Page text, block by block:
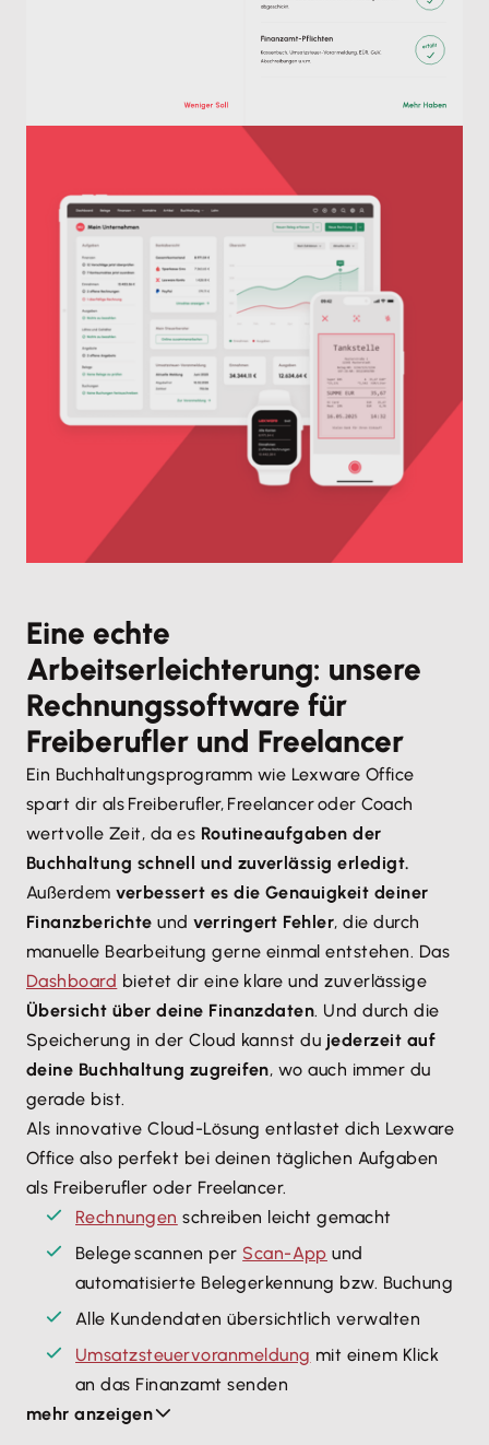
Eine echte
Arbeitserleichterung: unsere
Rechnungssoftware für
Freiberufler und Freelancer
Ein Buchhaltungsprogramm wie Lexware Office
spart dir als Freiberufler, Freelancer oder Coach
wertvolle Zeit, da es Routineaufgaben der
Buchhaltung schnell und zuverlässig erledigt.
Außerdemverbessert es die Genauigkeit deiner
Finanzberichte undverringert Fehler, die durch
manuelle Bearbeitung gerne einmal entstehen. Das
Dashboard bietet dir eine klare und zuverlässige
Übersicht über deine Finanzdaten. Und durch die
Speicherung in der Cloud kannst du jederzeit auf
deine Buchhaltung zugreifen, wo auch immer du
gerade bist.
Als innovative Cloud-Lösung entlastet dich Lexware
Office also perfekt bei deinen täglichen Aufgaben
als Freiberufler oder Freelancer.
Rechnungen schreiben leicht gemacht
Belege scannen per Scan-App und
automatisierte Belegerkennung bzw. Buchung
Alle Kundendaten übersichtlich verwalten
Umsatzsteuervoranmeldung mit einem Klick
an das Finanzamt senden
Daten-Dashboard, auf dem dein aktueller
mehr anzeigen